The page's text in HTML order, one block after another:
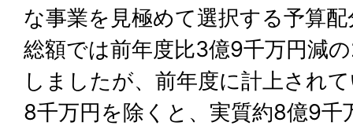
な事業を見極めて選択する予算
総額では前年度比3億9千万円減
しましたが、前年度に計上され
8千万円を除くと、実質約8億9千